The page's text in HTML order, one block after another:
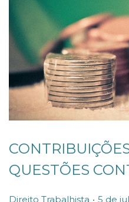
QUESTÕES
P
Direito Trabalhista . P
5 de